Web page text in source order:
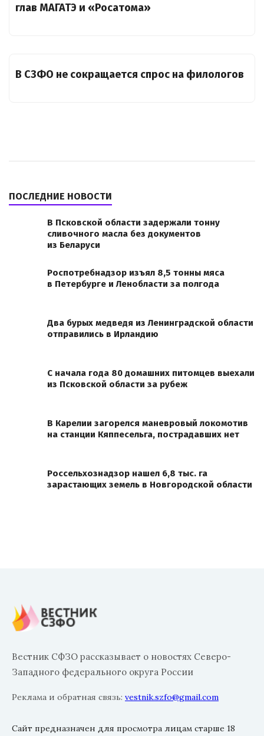
глав МАГАТЭ и «Росатома»
В СЗФО не сокращается спрос на филологов
ПОСЛЕДНИЕ НОВОСТИ
В Псковской области задержали тонну
сливочного масла без документов
из Беларуси
Роспотребнадзор изъял 8,5 тонны мяса
в Петербурге и Ленобласти за полгода
Два бурых медведя из Ленинградской области
отправились в Ирландию
С начала года 80 домашних питомцев выехали
из Псковской области за рубеж
В Карелии загорелся маневровый локомотив
на станции Кяппесельга, пострадавших нет
Россельхознадзор нашел 6,8 тыс. га
зарастающих земель в Новгородской области
Вестник СФЗО рассказывает о новостях Северо-
Западного федерального округа России
Реклама и обратная связь: vestnik.szfo@gmail.com
Сайт предназначен для просмотра лицам старше 18